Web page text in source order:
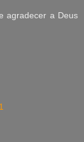
agradecer a Deus